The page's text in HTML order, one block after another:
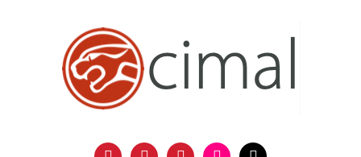
facebooktwitter instagramflickr mail